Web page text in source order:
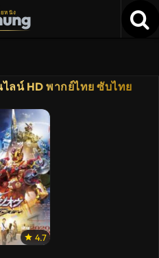
หนัง
ลน์ HD พากย์ไทย ซับไทย
4.7